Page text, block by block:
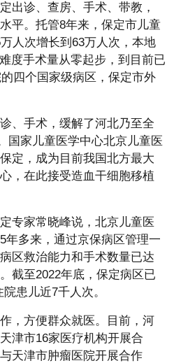
出诊、查房、手术、带教，
平。托管8年来，保定市儿童
人次增长到63万人次，本地
度手术量从零起步，到目前已
四个国家级病区，保定市外
、手术，缓解了河北乃至全
国家儿童医学中心北京儿童医
定，成为目前我国北方最大
，在此接受造血干细胞移植
专家常晓峰说，北京儿童医
年多来，通过京保病区管理一
区救治能力和手术数量已达
截至2022年底，保定病区已
患儿近7千人次。
，方便群众就医。目前，河
津市16家医疗机构开展合
天津市肿瘤医院开展合作